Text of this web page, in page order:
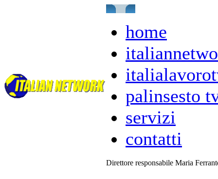
home
palinsesto
servizi
contatti
Direttore responsabile Maria